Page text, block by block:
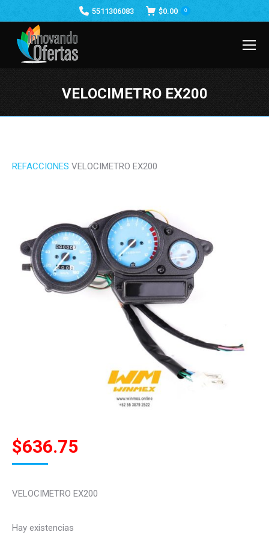
5511306083 $0.00 0
VELOCIMETRO EX200
REFACCIONES VELOCIMETRO EX200
$636.75
VELOCIMETRO EX200
Hay existencias